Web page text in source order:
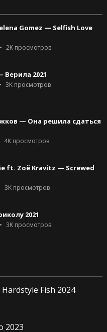
Gomez — Selfish Love
2Kпросмотров
2021
3Kпросмотров
— Она решила сдаться
4Kпросмотров
ft. Zoë Kravitz — Screwed
3Kпросмотров
2021
3Kпросмотров
Fish 2024
2023